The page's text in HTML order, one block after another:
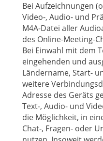
Bei Aufzeichnungen
Video-, Audio- und
M4A-Datei aller
des Online-Meeting-
Bei Einwahl mit dem
eingehenden und
Ländername, Start-
weitere
Adresse des Geräts
Text-, Audio- und
die Möglichkeit, in
Chat-, Fragen- oder